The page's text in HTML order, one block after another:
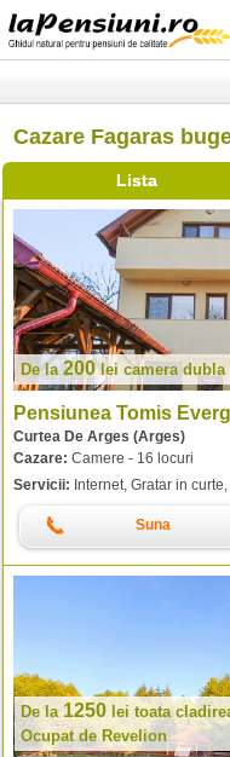
Cazare Fagaras
Lista
De la 200lei camera dubla
Pensiunea Tomis
Curtea De Arges (Arges)
Cazare: Camere - 16 locuri
Servicii: Internet, Gratar in
Suna
De la 1250 lei toata
Ocupat de Revelion